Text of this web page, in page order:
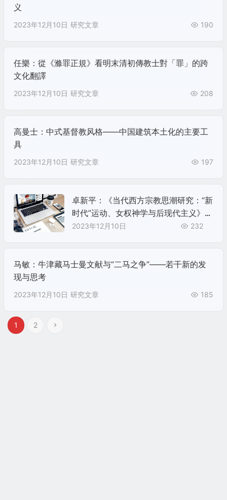
义
2023年12月10日 研究文章 190
任樂：從《滌罪正規》看明末清初傳教士對「罪」的跨
文化翻譯
2023年12月10日 研究文章 208
高曼士：中式基督教风格——中国建筑本土化的主要工
具
2023年12月10日 研究文章 197
卓新平：《当代西方宗教思潮研究：“新
时代”运动、女权神学与后现代主义》
（2023）
2023年12月10日 232
马敏：牛津藏马士曼文献与“二马之争”——若干新的发
现与思考
2023年12月10日 研究文章 185
1 2